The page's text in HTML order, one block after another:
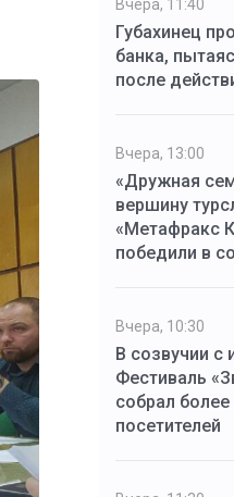
Вчера, 11:40
Губахинец
банка,
после
Вчера, 13:00
«Дружная
вершину
«Метафракс
победили в
Вчера, 10:30
В созвучии с
Фестиваль
собрал
посетителей